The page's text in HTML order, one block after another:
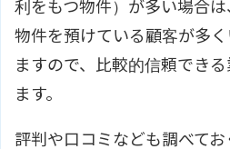
利をもつ物件）が多い場合
物件を預けている顧客が多
ますので、比較的信頼でき
ます。
評判や口コミなども調べて